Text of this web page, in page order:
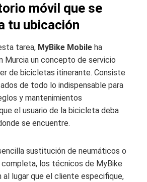
móvil que se
tu ubicación
tarea, MyBike Mobile ha
Murcia un concepto de servicio
de bicicletas itinerante. Consiste
de todo lo indispensable para
y mantenimientos
el usuario de la bicicleta deba
se encuentre.
sustitución de neumáticos o
completa, los técnicos de MyBike
al lugar que el cliente especifique,